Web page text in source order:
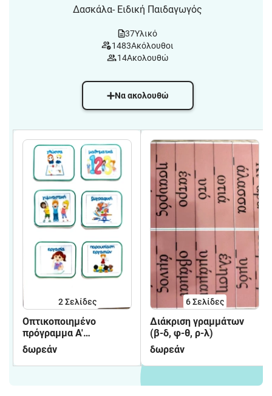
Δασκάλα- Ειδική Παιδαγωγός
37Υλικό
1483Ακόλουθοι
14Ακολουθώ
Να ακολουθώ
2Σελίδες
Οπτικοποιημένο
πρόγραμμα Α'
δημοτικού
δωρεάν
6Σελίδες
Διάκριση γραμμάτων
(β-δ, φ-θ, ρ-λ)
δωρεάν